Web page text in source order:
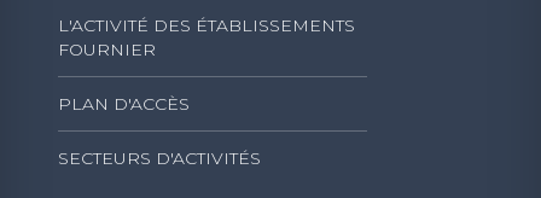
L'ACTIVITÉ DES ÉTABLISSEMENTS
FOURNIER
PLAN D'ACCÈS
SECTEURS D'ACTIVITÉS